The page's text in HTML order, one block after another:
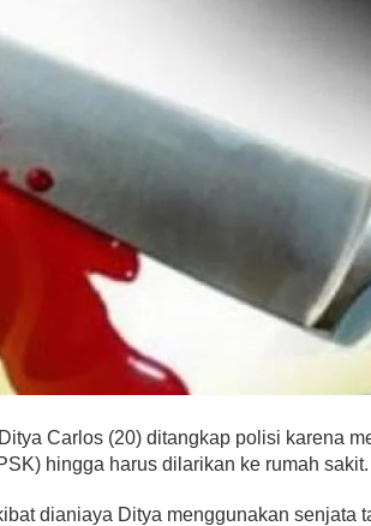
Carlos (20) ditangkap polisi karena
hingga harus dilarikan ke rumah sakit.
dianiaya Ditya menggunakan senjata